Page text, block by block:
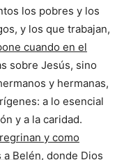
los pobres y los
y los que trabajan,
cuando en el
sobre Jesús, sino
y hermanas,
a lo esencial
y a la caridad.
y como
a Belén, donde Dios